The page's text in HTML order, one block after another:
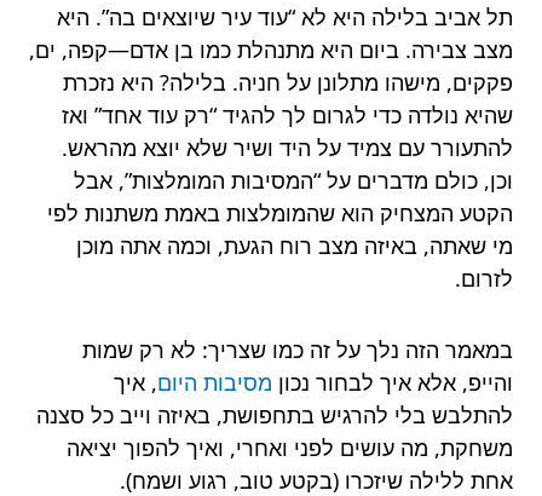
תל אביב בלילה היא לא “עוד עיר שיוצאים בה”. היא
מצב צבירה. ביום היא מתנהלת כמו בן אדם—קפה, ים,
פקקים, מישהו מתלונן על חניה. בלילה? היא נזכרת
שהיא נולדה כדי לגרום לך להגיד “רק עוד אחד” ואז
להתעורר עם צמיד על היד ושיר שלא יוצא מהראש.
וכן, כולם מדברים על “המסיבות המומלצות”, אבל
הקטע המצחיק הוא שהמומלצות באמת משתנות לפי
מי שאתה, באיזה מצב רוח הגעת, וכמה אתה מוכן
לזרום.
במאמר הזה נלך על זה כמו שצריך: לא רק שמות
והייפ, אלא איך לבחור נכון מסיבות היום, איך
להתלבש בלי להרגיש בתחפושת, באיזה וייב כל סצנה
משחקת, מה עושים לפני ואחרי, ואיך להפוך יציאה
אחת ללילה שיזכרו (בקטע טוב, רגוע ושמח).